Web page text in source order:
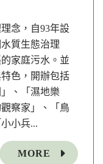
念，自93年設
質生態治理
家庭污水。並
色，開辦包括
、「濕地樂
察家」、「鳥
小兵...
MORE